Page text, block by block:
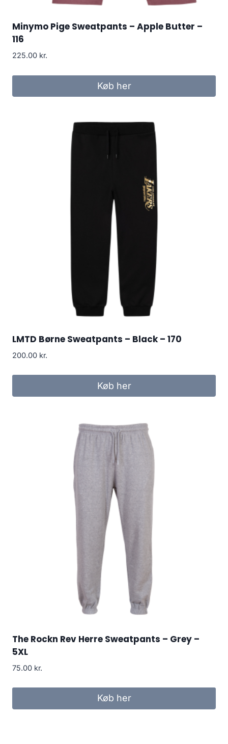
Minymo Pige Sweatpants – Apple Butter –
116
225.00 kr.
Køb her
LMTD Børne Sweatpants – Black – 170
200.00 kr.
Køb her
The Rockn Rev Herre Sweatpants – Grey –
5XL
75.00 kr.
Køb her